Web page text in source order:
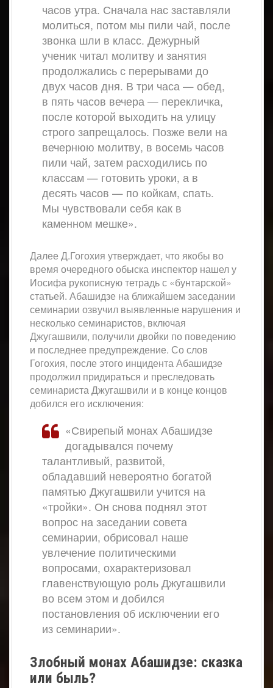
часов утра. Сначала нас заставляли
молиться, потом мы пили чай, после
звонка шли в класс. Дежурный
ученик читал молитву и занятия
продолжались с перерывами до
двух часов дня. В три часа — обед,
в пять часов вечера — перекличка,
после которой выходить на улицу
строго запрещалось. Позже вели на
вечернюю молитву, в восемь часов
пили чай, затем расходились по
классам — готовить уроки, а в
десять часов — по койкам, спать.
Мы чувствовали себя как в
каменном мешке».
Далее Д.Гогохия утверждает, что якобы во
время очередного обыска инспектор нашел у
Иосифа рукописную тетрадь с «бунтарской»
статьей. Абашидзе на ближайшем заседании
семинарии озвучил выявленные нарушения и
несколько семинаристов, включая
Джугашвили, получили двойки по поведению
и последнее предупреждение. Со слов
Гогохия, после этого инцидента Абашидзе
продолжил придираться и преследовать
семинариста Джугашвили и в конце концов
добился его исключения:
«Свирепый монах Абашидзе
догадывался почему
талантливый, развитой,
обладавший невероятно богатой
памятью Джугашвили учится на
«тройки». Он снова поднял этот
вопрос на заседании совета
семинарии, обрисовал наше
увлечение политическими
вопросами, охарактеризовал
главенствующую роль Джугашвили
во всем этом и добился
постановления об исключении его
из семинарии».
Злобный монах Абашидзе: сказка
или быль?